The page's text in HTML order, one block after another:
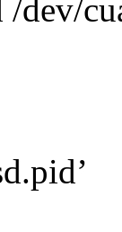
/dev/